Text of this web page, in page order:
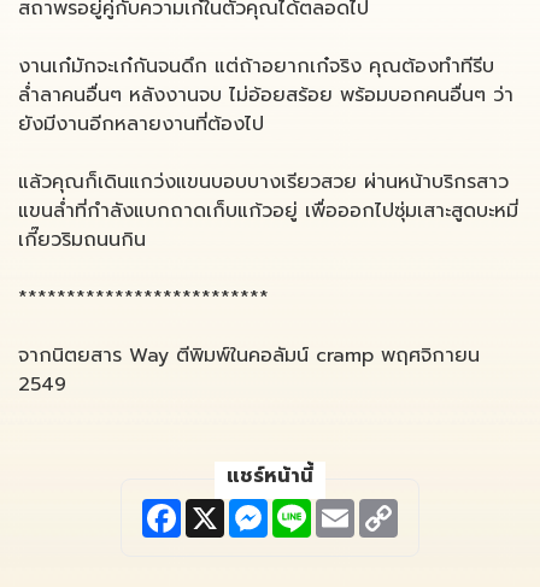
สถาพรอยู่คู่กับความเก๋ในตัวคุณได้ตลอดไป
งานเก๋มักจะเก๋กันจนดึก แต่ถ้าอยากเก๋จริง คุณต้องทำทีรีบ
ล่ำลาคนอื่นๆ หลังงานจบ ไม่อ้อยสร้อย พร้อมบอกคนอื่นๆ ว่า
ยังมีงานอีกหลายงานที่ต้องไป
แล้วคุณก็เดินแกว่งแขนบอบบางเรียวสวย ผ่านหน้าบริกรสาว
แขนล่ำที่กำลังแบกถาดเก็บแก้วอยู่ เพื่อออกไปซุ่มเสาะสูดบะหมี่
เกี๊ยวริมถนนกิน
**************************
จากนิตยสาร Way ตีพิมพ์ในคอลัมน์ cramp พฤศจิกายน
2549
แชร์หน้านี้
F
a
c
X M
e
s
L
n
E
m
a